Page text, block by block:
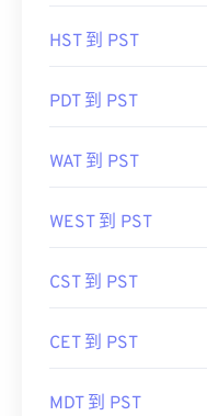
HST 到 PST
PDT 到 PST
WAT 到 PST
WEST 到 PST
CST 到 PST
CET 到 PST
MDT 到 PST